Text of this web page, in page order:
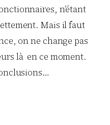
n’étant
Mais il faut
on ne change pas
là en ce moment.